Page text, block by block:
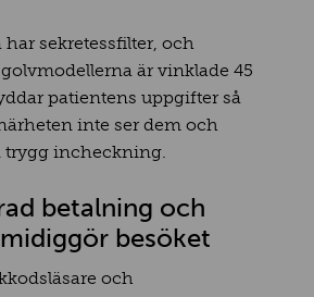
har sekretessfilter, och
är vinklade 45
patientens uppgifter så
inte ser dem och
trygg incheckning.
betalning och
besöket
och